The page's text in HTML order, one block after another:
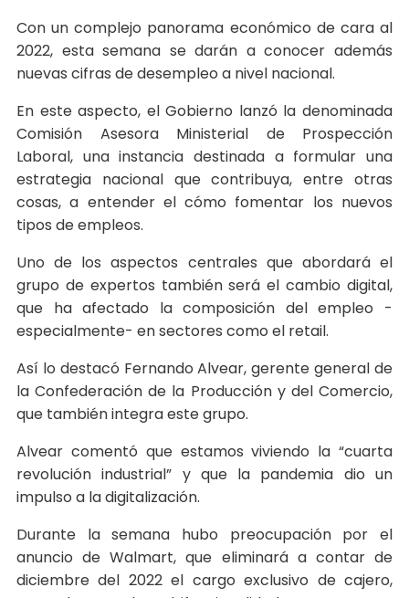
Con un complejo panorama económico de cara al
2022, esta semana se darán a conocer además
nuevas cifras de desempleo a nivel nacional.
En este aspecto, el Gobierno lanzó la denominada
Comisión Asesora Ministerial de Prospección
Laboral, una instancia destinada a formular una
estrategia nacional que contribuya, entre otras
cosas, a entender el cómo fomentar los nuevos
tipos de empleos.
Uno de los aspectos centrales que abordará el
grupo de expertos también será el cambio digital,
que ha afectado la composición del empleo -
especialmente- en sectores como el retail.
Así lo destacó Fernando Alvear, gerente general de
la Confederación de la Producción y del Comercio,
que también integra este grupo.
Alvear comentó que estamos viviendo la “cuarta
revolución industrial” y que la pandemia dio un
impulso a la digitalización.
Durante la semana hubo preocupación por el
anuncio de Walmart, que eliminará a contar de
diciembre del 2022 el cargo exclusivo de cajero,